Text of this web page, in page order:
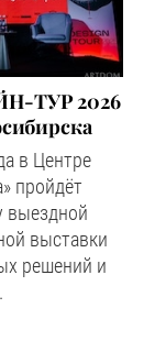
ТУР 2026
в Центре
пройдёт
выездной
выставки
решений и